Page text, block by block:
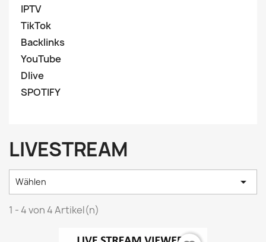
IPTV
TikTok
Backlinks
YouTube
Dlive
SPOTIFY
LIVESTREAM
Wählen 
1 - 4 von 4 Artikel(n)